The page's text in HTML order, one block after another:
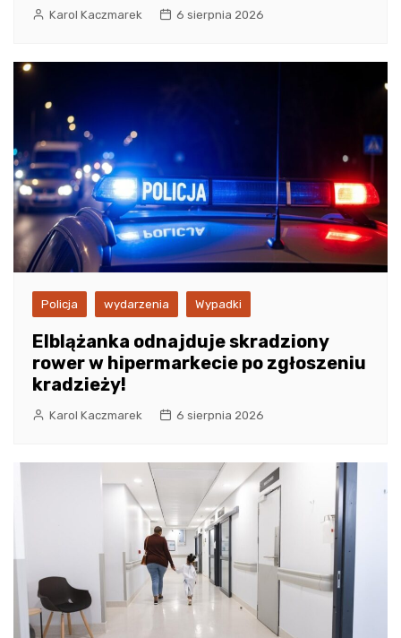
Karol Kaczmarek 6 sierpnia 2026
Policja wydarzenia Wypadki
Elblążanka odnajduje skradziony
rower w hipermarkecie po zgłoszeniu
kradzieży!
Karol Kaczmarek 6 sierpnia 2026